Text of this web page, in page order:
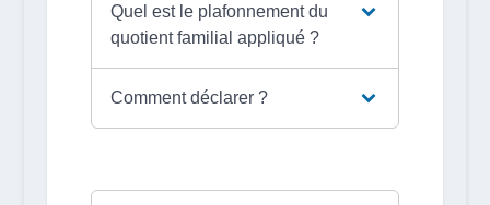
Quel est le plafonnement du
quotient familial appliqué ?
Comment déclarer ?